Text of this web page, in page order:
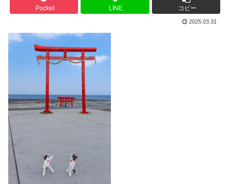
Pocket LINE コピー
2025.03.31